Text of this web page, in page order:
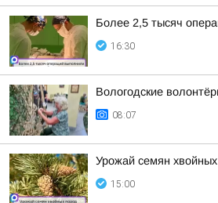
Более 2,5 тысяч
16:30
Вологодские
08:07
Урожай семян
15:00